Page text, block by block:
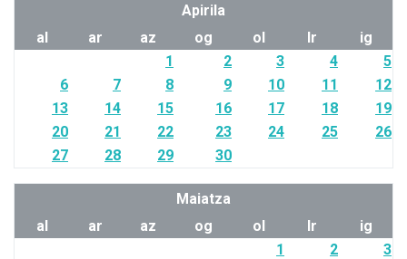
Apirila
al
ar az og ol lr
ig
1
2 3 4
5
6
7 8 9 10 11
12
13
14 15 16 17 18
19
20
21 22 23 24 25
26
27
28 29 30
Maiatza
al
ar az og ol lr
ig
1
2
3